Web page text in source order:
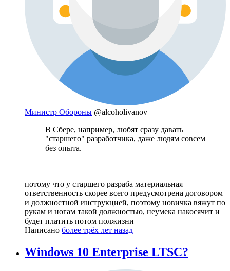
Министр Обороны @alcoholivanov
В Сбере, например, любят сразу давать
"старшего" разработчика, даже людям совсем
без опыта.
потому что у старшего разраба материальная
ответственность скорее всего предусмотрена договором
и должностной инструкцией, поэтому новичка вяжут по
рукам и ногам такой должностью, неумека накосячит и
будет платить потом полжизни
Написано более трёх лет назад
Windows 10 Enterprise LTSC?